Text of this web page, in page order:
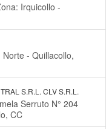
Irquicollo -
- Quillacollo,
S.R.L. CLV S.R.L.
Serruto N° 204
CC